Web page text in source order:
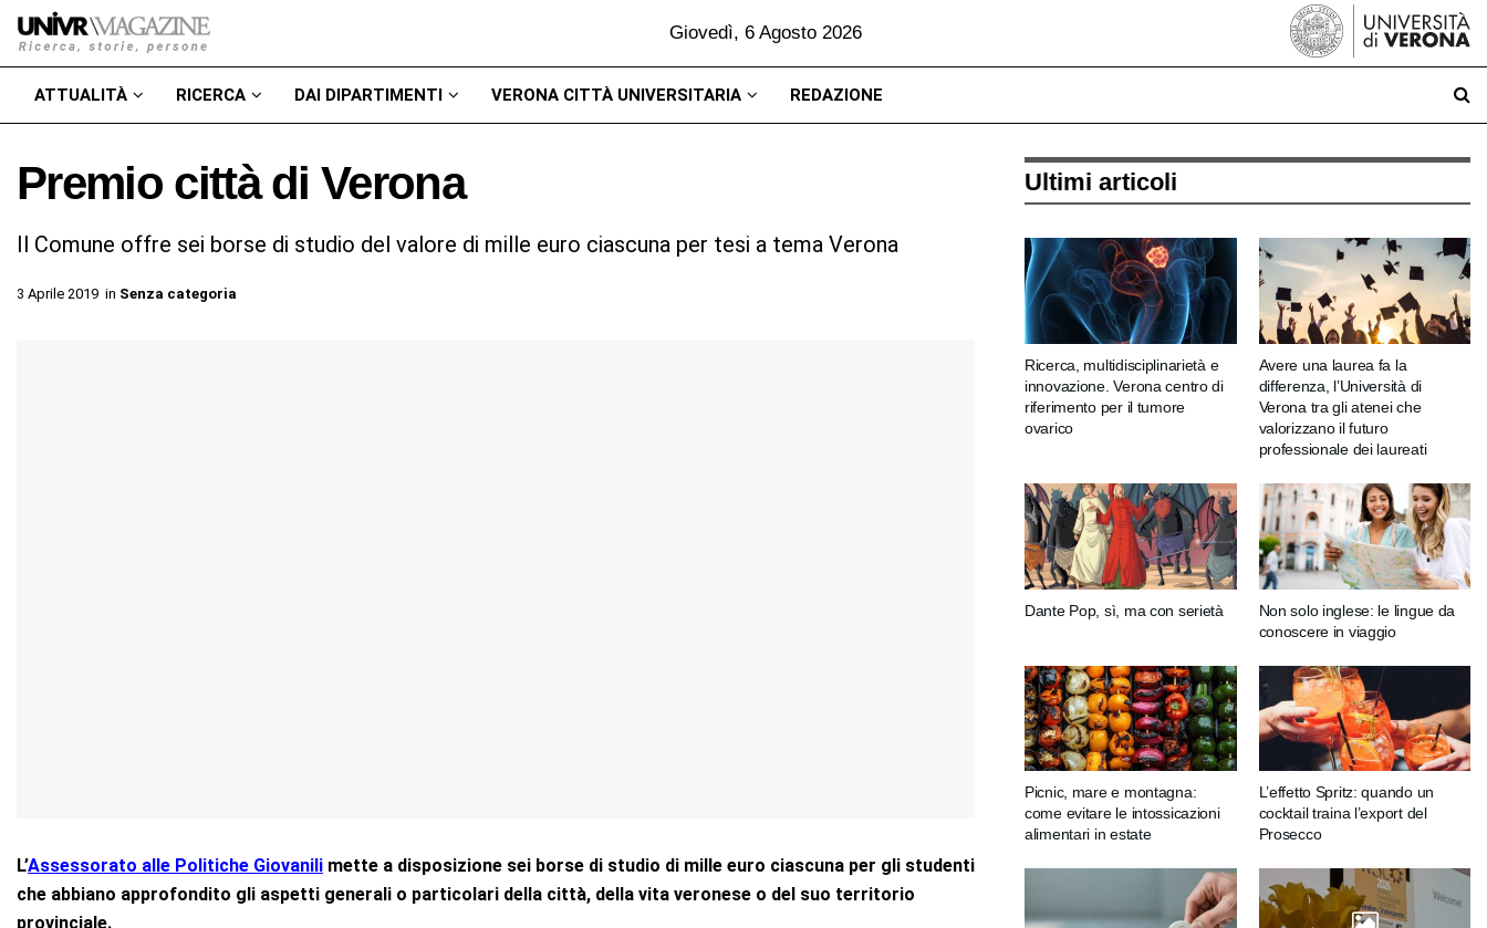
Giovedì, 6 Agosto 2026
ATTUALITÀ RICERCA DAI DIPARTIMENTI VERONA CITTÀ UNIVERSITARIA REDAZIONE
Premio città di Verona
Il Comune offre sei borse di studio del valore di mille euro ciascuna per tesi a tema Verona
3 Aprile 2019 in Senza categoria
L’Assessorato alle Politiche Giovanili mette a disposizione sei borse di studio di mille euro ciascuna per gli studenti
che abbiano approfondito gli aspetti generali o particolari della città, della vita veronese o del suo territorio
provinciale.
Ultimi articoli
Ricerca, multidisciplinarietà e
innovazione. Verona centro di
riferimento per il tumore
ovarico
Avere una laurea fa la
differenza, l’Università di
Verona tra gli atenei che
valorizzano il futuro
professionale dei laureati
Dante Pop, sì, ma con serietà
Non solo inglese: le lingue da
conoscere in viaggio
Picnic, mare e montagna:
come evitare le intossicazioni
alimentari in estate
L’effetto Spritz: quando un
cocktail traina l’export del
Prosecco